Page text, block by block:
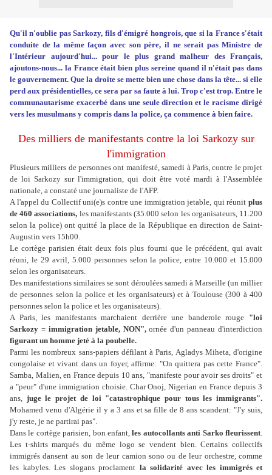
Qu'il n'oublie pas Sarkozy, fils d'émigré hongrois, que si la France s'était
conduite de la même façon avec son père, il ne serait pas Ministre de
l'Intérieur aujourd'hui... pour le plus grand malheur des Français,
ajoutons-nous... la France était bien plus sereine quand il n'était pas dans
le gouvernement. Que la droite se mette bien une chose dans la tête... si elle
perd aux présidentielles, ce sera par sa faute à lui. Trop c'est trop. Entre le
communautarisme exacerbé dans une seule direction et le racisme dirigé
vers les musulmans y compris dans la police, ça commence à bien faire.
Des milliers de manifestants contre la loi Sarkozy sur
l'immigration
Plusieurs milliers de personnes ont manifesté, samedi à Paris, contre le projet
de loi Sarkozy sur l'immigration, qui doit être voté mardi à l'Assemblée
nationale, a constaté une journaliste de l'AFP.
A l'appel du Collectif uni(e)s contre une immigration jetable, qui réunit plus
de 460 associations, les manifestants (35.000 selon les organisateurs, 11.200
selon la police) ont quitté la place de la République en direction de Saint-
Augustin vers 15h00.
Le cortège parisien était deux fois plus fourni que le précédent, qui avait
réuni, le 29 avril, 5.000 personnes selon la police, entre 10.000 et 15.000
selon les organisateurs.
Des manifestations similaires se sont déroulées samedi à Marseille (un millier
de personnes selon la police et les organisateurs) et à Toulouse (300 à 400
personnes selon la police et les organisateurs).
A Paris, les manifestants marchaient derrière une banderole rouge "loi
Sarkozy = immigration jetable, NON",ornée d'un panneau d'interdiction
figurant un homme jeté à la poubelle.
Parmi les nombreux sans-papiers défilant à Paris, Agladys Miheta, d'origine
congolaise et vivant dans un foyer, affirme: "On quittera pas cette France".
Samba, Malien, en France depuis 10 ans, "manifeste pour avoir ses droits" et
a "peur" d'une immigration choisie. Char Onoj, Nigerian en France depuis 3
ans, juge le projet de loi "catastrophique pour tous les immigrants".
Mohamed venu d'Algérie il y a 3 ans et sa fille de 8 ans scandent: "J'y suis,
j'y reste, je ne partirai pas".
Dans le cortège parisien, bon enfant, les autocollants anti Sarko fleurissent.
Les t-shirts marqués du même logo se vendent bien. Certains collectifs
immigrés dansent au son de leur camion sono ou de leur orchestre, comme
les kabyles. Les slogans proclament la solidarité avec les immigrés et